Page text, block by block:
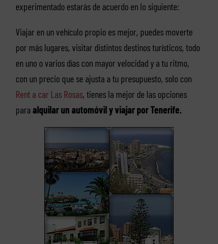
experimentado estarás de acuerdo en lo siguiente:
Viajar en un vehículo propio es mejor, puedes moverte
por más lugares, visitar distintos destinos turísticos, todo
en uno o varios días con mayor velocidad y a tu ritmo,
con un precio que se ajusta a tu presupuesto, solo con
Rent a car Las Rosas, tienes la mejor de las opciones
para alquilar un automóvil y viajar por Tenerife.